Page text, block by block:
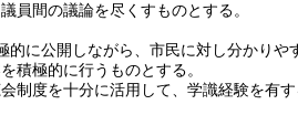
員間の議論を尽くすものとする。
に公開しながら、市民に対し分かりや
積極的に行うものとする。
制度を十分に活用して、学識経験を有